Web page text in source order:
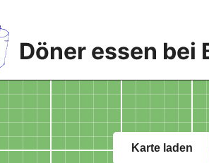
Döner essen bei
Karte laden